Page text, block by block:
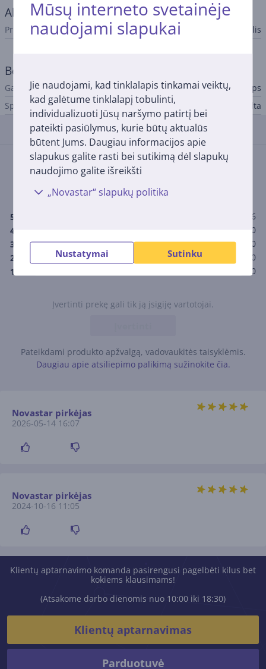
Mūsų interneto svetainėje
naudojami slapukai
Jie naudojami, kad tinklalapis tinkamai veiktų,
kad galėtume tinklalapį tobulinti,
individualizuoti Jūsų naršymo patirtį bei
pateikti pasiūlymus, kurie būtų aktualūs
būtent Jums. Daugiau informacijos apie
slapukus galite rasti bei sutikimą dėl slapukų
naudojimo galite išreikšti
„Novastar“ slapukų politika
Nustatymai Sutinku
Aksesuaras
Priedo tipas Pūkų rinkiklis
Bendri parametrai
Gamintojas
Philips
Spalva
Mėlyna/balta
Atsiliepimai
Įvertinimas
5,0
5
6
4
0
3
0
2
0
1
0
Įvertinti prekę gali tik ją įsigiję vartotojai.
Pateikdami produkto apžvalgą, vadovaukitės taisyklėmis.
Daugiau apie atsiliepimo palikimą sužinokite čia.
Novastar pirkėjas
2026-05-14 16:07
Novastar pirkėjas
2024-10-16 11:05
Klientų aptarnavimo komanda pasirengusi pagelbėti kilus bet
kokiems klausimams!
(Atsakome darbo dienomis nuo 10:00 iki 18:30)
Klientų aptarnavimas
Parduotuvė